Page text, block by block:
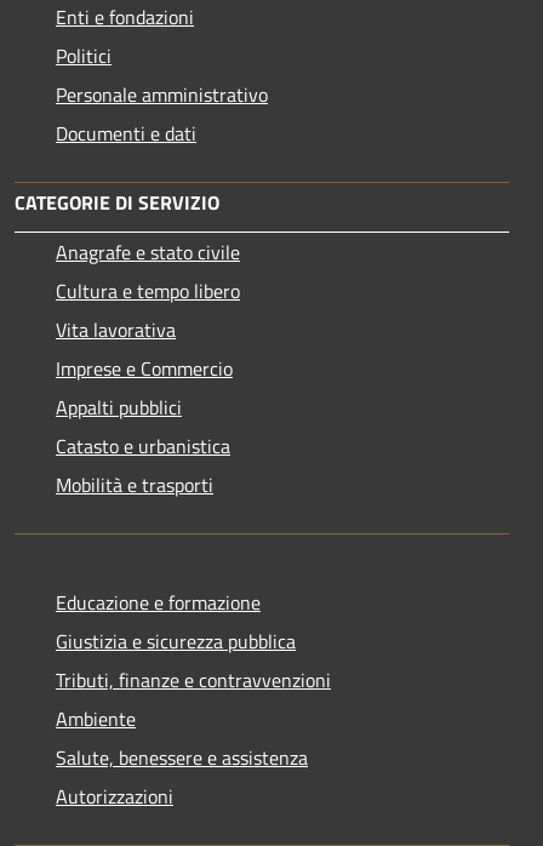
Enti e fondazioni
Politici
Personale amministrativo
Documenti e dati
CATEGORIE DI SERVIZIO
Anagrafe e stato civile
Cultura e tempo libero
Vita lavorativa
Imprese e Commercio
Appalti pubblici
Catasto e urbanistica
Mobilità e trasporti
Educazione e formazione
Giustizia e sicurezza pubblica
Tributi, finanze e contravvenzioni
Ambiente
Salute, benessere e assistenza
Autorizzazioni